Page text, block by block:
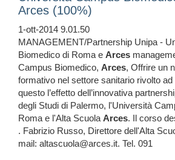
Arces (100%)
1-ott-2014 9.01.50
MANAGEMENT/Partnership Unipa -
Biomedico di Roma e Arces
Campus Biomedico, Arces, Offrire un
formativo nel settore sanitario rivolto
questo l’effetto dell’innovativa
degli Studi di Palermo, l'Università
Roma e l'Alta ScuolaArces. Il corso
. Fabrizio Russo, Direttore dell'Alta
mail: altascuola@arces.it. Tel. 091